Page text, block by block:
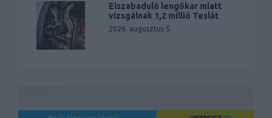
Elszabaduló lengőkar miatt
vizsgálnak 1,2 millió Teslát
2026. augusztus 5.